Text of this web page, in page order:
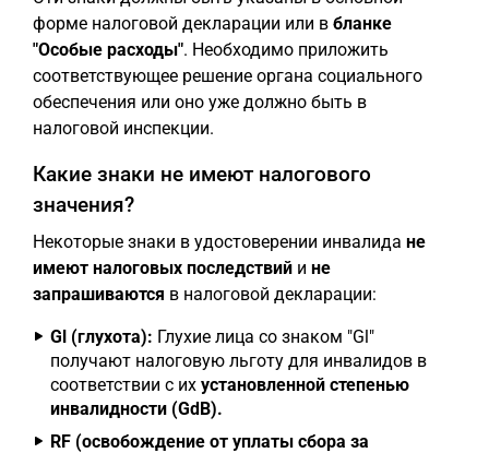
форме налоговой декларации или в бланке
"Особые расходы". Необходимо приложить
соответствующее решение органа социального
обеспечения или оно уже должно быть в
налоговой инспекции.
Какие знаки не имеют налогового
значения?
Некоторые знаки в удостоверении инвалида не
имеют налоговых последствий и не
запрашиваются в налоговой декларации:
Gl (глухота): Глухие лица со знаком "Gl"
получают налоговую льготу для инвалидов в
соответствии с их установленной степенью
инвалидности (GdB).
RF (освобождение от уплаты сбора за